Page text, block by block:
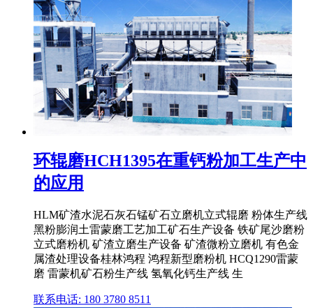
环辊磨HCH1395在重钙粉加工生产中
的应用
HLM矿渣水泥石灰石锰矿石立磨机立式辊磨 粉体生产线
黑粉膨润土雷蒙磨工艺加工矿石生产设备 铁矿尾沙磨粉
立式磨粉机 矿渣立磨生产设备 矿渣微粉立磨机 有色金
属渣处理设备桂林鸿程 鸿程新型磨粉机 HCQ1290雷蒙
磨 雷蒙机矿石粉生产线 氢氧化钙生产线 生
联系电话: 180 3780 8511